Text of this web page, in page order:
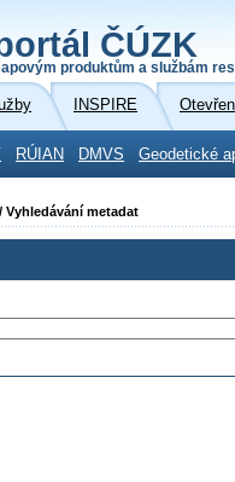
ČÚZK
produktům a službám
INSPIRE
RÚIAN DMVS Geodetické
Vyhledávání metadat